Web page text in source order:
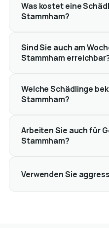
Was kostet eine
Stammham?
Sind Sie auch am
Stammham
Welche Schädlinge
Stammham?
Arbeiten Sie auch für
Stammham?
Verwenden Sie